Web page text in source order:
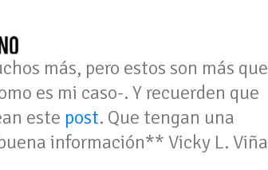
más, pero estos son más que
es mi caso-. Y recuerden que
este post. Que tengan una
información** Vicky L. Viña